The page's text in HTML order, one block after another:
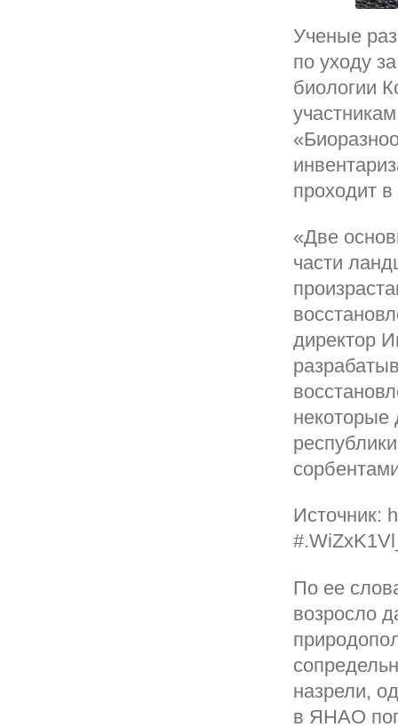
Ученые
по уходу
биологии
проходит
«Две
части
директор
Источник:
По ее
возросло
назрели,
в ЯНАО